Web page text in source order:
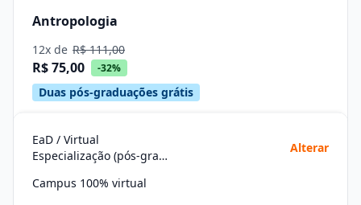
Antropologia
12x de R$ 111,00
R$ 75,00 -32%
Duas pós-graduações grátis
EaD / Virtual
Especialização (pós-graduação)
Alterar
Campus 100% virtual